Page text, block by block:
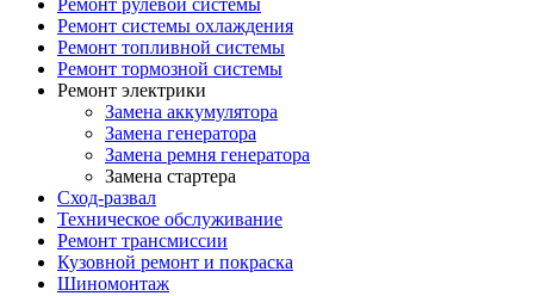
Ремонт рулевой системы
Ремонт системы охлаждения
Ремонт топливной системы
Ремонт тормозной системы
Ремонт электрики
Замена аккумулятора
Замена генератора
Замена ремня генератора
Замена стартера
Сход-развал
Техническое обслуживание
Ремонт трансмиссии
Кузовной ремонт и покраска
Шиномонтаж